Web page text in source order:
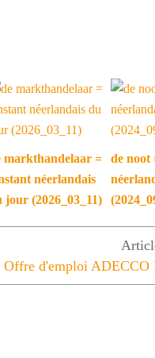
markthandelaar =
néerlandais
jour (2026_03_11)
de noot
Offre d'emploi ADECCO